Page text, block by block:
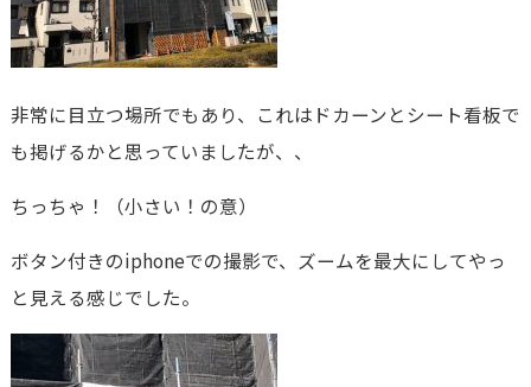
非常に目立つ場所でもあり、これはドカーンとシート看板で
も掲げるかと思っていましたが、、
ちっちゃ！（小さい！の意）
ボタン付きのiphoneでの撮影で、ズームを最大にしてやっ
と見える感じでした。